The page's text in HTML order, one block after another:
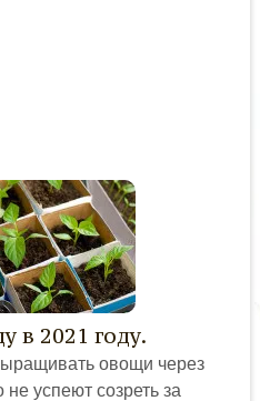
в 2021 году.
овощи через
не успеют созреть за